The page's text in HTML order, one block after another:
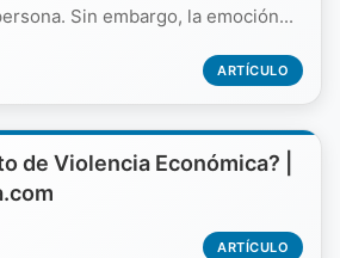
Sin embargo, la emoción...
ARTÍCULO
de Violencia Económica? |
ARTÍCULO